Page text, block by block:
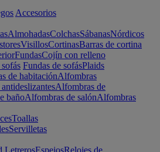
Accesorios
AlmohadasColchasSábanasNórdicos
VisillosCortinasBarras de cortina
FundasCojín con relleno
Fundas de sofásPlaids
de habitaciónAlfombras
Alfombras de
bañoAlfombras de salónAlfombras
Toallas
Servilletas
LetrerosEspejosRelojes de